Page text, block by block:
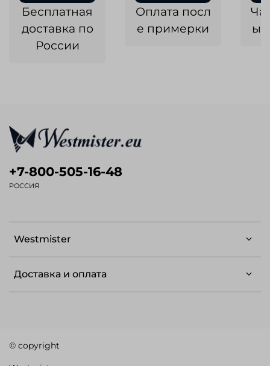
Бесплатная
доставка по
России
Оплата посл
е примерки
Westmister
Доставка и оплата
+7-800-505-16-48
РОССИЯ
© copyright